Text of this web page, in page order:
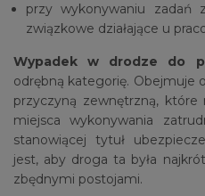
przy wykonywaniu zadań
związkowe działające u
Wypadek w drodze do
odrębną kategorię. Obejmuje
przyczyną zewnętrzną,
miejsca wykonywania
stanowiącej tytuł
jest, aby droga ta była
zbędnymi postojami.